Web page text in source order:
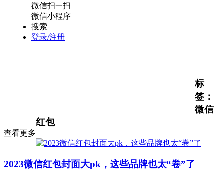
微信扫一扫
微信小程序
搜索
登录/注册
查看更多
标
签：
微信
红包
2023微信红包封面大pk，这些品牌也太“卷”了